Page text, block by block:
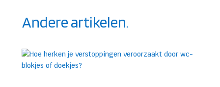
Andere artikelen.